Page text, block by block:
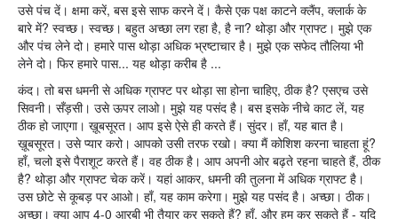
उसे पंच दें। क्षमा करें, बस इसे साफ करने दें। कैसे एक पक्ष काटने क्लैंप, क्लार्क के
बारे में? स्वच्छ। स्वच्छ। बहुत अच्छा लग रहा है, है ना? थोड़ा और ग्राफ्ट। मुझे एक
और पंच लेने दो। हमारे पास थोड़ा अधिक भ्रष्टाचार है। मुझे एक सफेद तौलिया भी
लेने दो। फिर हमारे पास... यह थोड़ा करीब है ...
कंद। तो बस धमनी से अधिक ग्राफ्ट पर थोड़ा सा होना चाहिए, ठीक है? एसएच उसे
सिवनी। सँड़सी। उसे ऊपर लाओ। मुझे यह पसंद है। बस इसके नीचे काट लें, यह
ठीक हो जाएगा। ख़ूबसूरत। आप इसे ऐसे ही करते हैं। सुंदर। हाँ, यह बात है।
ख़ूबसूरत। उसे प्यार करो। आपको उसी तरफ रखो। क्या मैं कोशिश करना चाहता हूं?
हाँ, चलो इसे पैराशूट करते हैं। वह ठीक है। आप अपनी ओर बढ़ते रहना चाहते हैं, ठीक
है? थोड़ा और ग्राफ्ट चेक करें। यहां आकर, धमनी की तुलना में अधिक ग्राफ्ट है।
उस छोटे से कूबड़ पर आओ। हाँ, यह काम करेगा। मुझे यह पसंद है। अच्छा। ठीक।
अच्छा। क्या आप 4-0 आरबी भी तैयार कर सकते हैं? हाँ, और हम कर सकते हैं - यदि